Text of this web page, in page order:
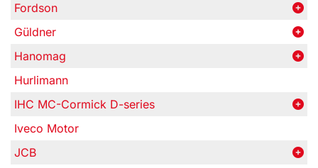
Fordson
Güldner
Hanomag
Hurlimann
IHC MC-Cormick D-series
Iveco Motor
JCB